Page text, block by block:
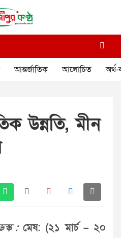
আন্তর্জাতিক আলোচিত অর্থ-
উন্নতি, মীন
:মেষ: (২১ মার্চ – ২০